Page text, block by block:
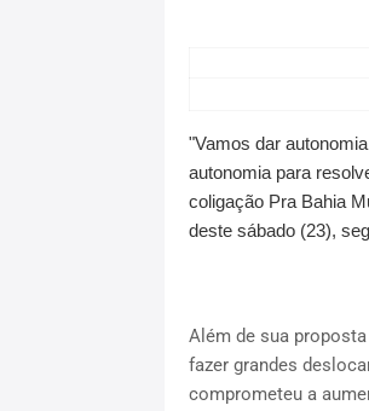
"Vamos dar
autonomia para
coligação Pra Bahia
deste sábado (23),
Além de sua
fazer grandes
comprometeu a